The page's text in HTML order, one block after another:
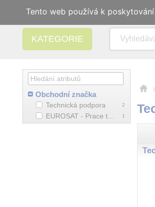
KATEGORIE
Obchodní značka
2
Technická podpora
1
EUROSAT - Prace technika
Tento web používá k